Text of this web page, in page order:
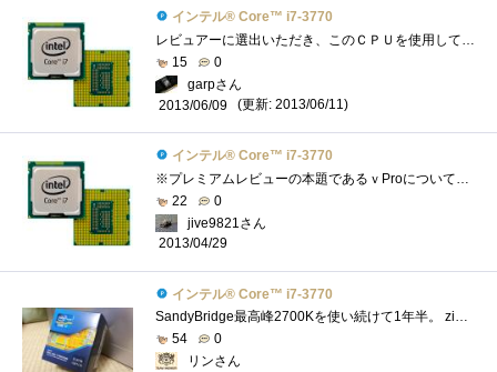
インテル® Core™ i7-3770
レビュアーに選出いただき、このＣＰＵを使用して、Intelさんがこっそり(？)と仕込んだ数々の便利な機能についてレビューをさせていただきまし�...
15
0
garpさん
2013/06/09
(更新: 2013/06/11)
インテル® Core™ i7-3770
※プレミアムレビューの本題であるｖProについては別途グループ別の発表となりますので、今回はあくまでこのCPU自体についてのレビューとさせ�...
22
0
jive9821さん
2013/04/29
インテル® Core™ i7-3770
SandyBridge最高峰2700Kを使い続けて1年半。 zigsowのおものだちはIvyBridgeへ移行する中、 自分はSandyBridgeを使い続けてきましたがついにIvyBridgeを手にす...
54
0
リンさん